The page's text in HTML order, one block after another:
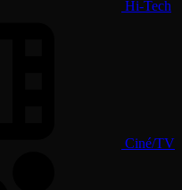
Hi-Tech
Ciné/TV